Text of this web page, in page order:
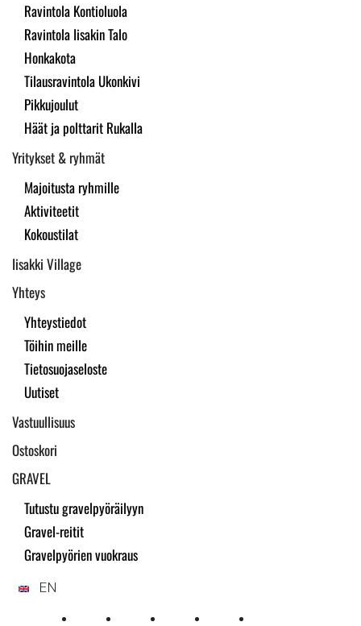
Ravintola Kontioluola
Ravintola Iisakin Talo
Honkakota
Tilausravintola Ukonkivi
Pikkujoulut
Häät ja polttarit Rukalla
Yritykset & ryhmät
Majoitusta ryhmille
Aktiviteetit
Kokoustilat
Iisakki Village
Yhteys
Yhteystiedot
Töihin meille
Tietosuojaseloste
Uutiset
Vastuullisuus
Ostoskori
GRAVEL
Tutustu gravelpyöräilyyn
Gravel-reitit
Gravelpyörien vuokraus
EN